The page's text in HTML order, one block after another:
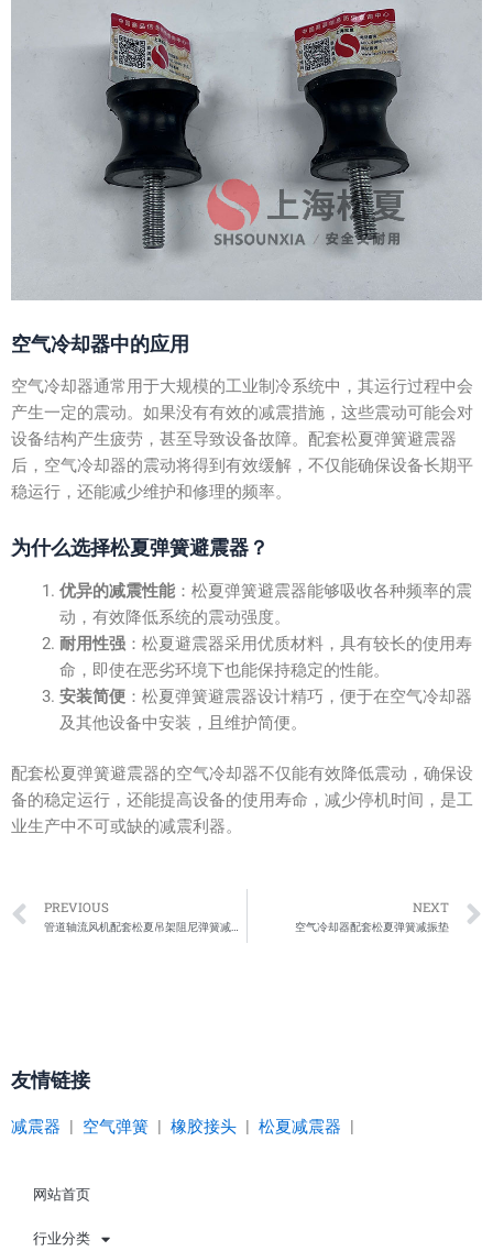
空气冷却器中的应用
空气冷却器通常用于大规模的工业制冷系统中，其运行过程中会
产生一定的震动。如果没有有效的减震措施，这些震动可能会对
设备结构产生疲劳，甚至导致设备故障。配套松夏弹簧避震器
后，空气冷却器的震动将得到有效缓解，不仅能确保设备长期平
稳运行，还能减少维护和修理的频率。
为什么选择松夏弹簧避震器？
优异的减震性能：松夏弹簧避震器能够吸收各种频率的震
动，有效降低系统的震动强度。
耐用性强：松夏避震器采用优质材料，具有较长的使用寿
命，即使在恶劣环境下也能保持稳定的性能。
安装简便：松夏弹簧避震器设计精巧，便于在空气冷却器
及其他设备中安装，且维护简便。
配套松夏弹簧避震器的空气冷却器不仅能有效降低震动，确保设
备的稳定运行，还能提高设备的使用寿命，减少停机时间，是工
业生产中不可或缺的减震利器。
Prev
PREVIOUS
管道轴流风机配套松夏吊架阻尼弹簧减震器
NEXT
空气冷却器配套松夏弹簧减振垫
友情链接
减震器 空气弹簧 橡胶接头 松夏减震器
网站首页
行业分类